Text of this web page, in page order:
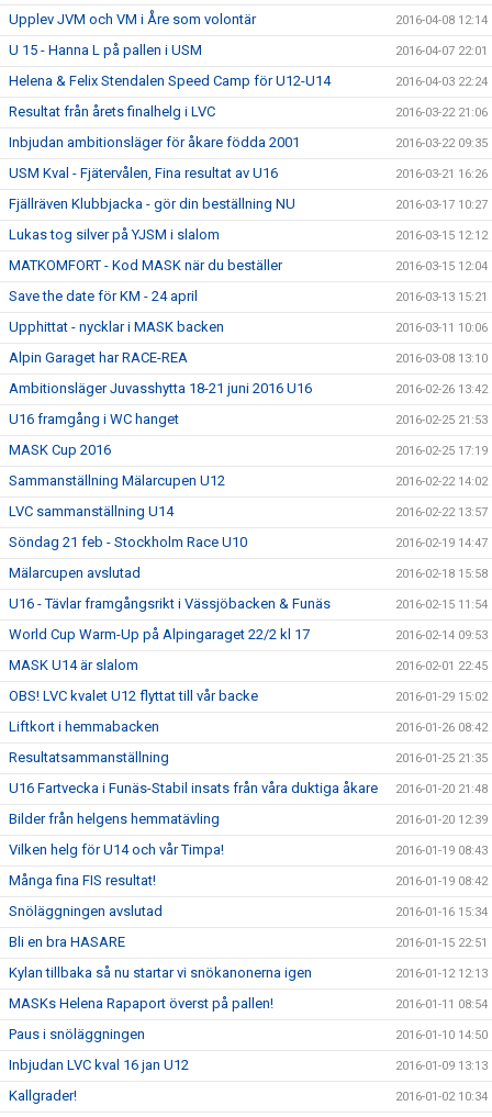
Upplev JVM och VM i Åre som volontär 2016-04-08 12:14
U 15 - Hanna L på pallen i USM 2016-04-07 22:01
Helena & Felix Stendalen Speed Camp för U12-U14 2016-04-03 22:24
Resultat från årets finalhelg i LVC 2016-03-22 21:06
Inbjudan ambitionsläger för åkare födda 2001 2016-03-22 09:35
USM Kval - Fjätervålen, Fina resultat av U16 2016-03-21 16:26
Fjällräven Klubbjacka - gör din beställning NU 2016-03-17 10:27
Lukas tog silver på YJSM i slalom 2016-03-15 12:12
MATKOMFORT - Kod MASK när du beställer 2016-03-15 12:04
Save the date för KM - 24 april 2016-03-13 15:21
Upphittat - nycklar i MASK backen 2016-03-11 10:06
Alpin Garaget har RACE-REA 2016-03-08 13:10
Ambitionsläger Juvasshytta 18-21 juni 2016 U16 2016-02-26 13:42
U16 framgång i WC hanget 2016-02-25 21:53
MASK Cup 2016 2016-02-25 17:19
Sammanställning Mälarcupen U12 2016-02-22 14:02
LVC sammanställning U14 2016-02-22 13:57
Söndag 21 feb - Stockholm Race U10 2016-02-19 14:47
Mälarcupen avslutad 2016-02-18 15:58
U16 - Tävlar framgångsrikt i Vässjöbacken & Funäs 2016-02-15 11:54
World Cup Warm-Up på Alpingaraget 22/2 kl 17 2016-02-14 09:53
MASK U14 är slalom 2016-02-01 22:45
OBS! LVC kvalet U12 flyttat till vår backe 2016-01-29 15:02
Liftkort i hemmabacken 2016-01-26 08:42
Resultatsammanställning 2016-01-25 21:35
U16 Fartvecka i Funäs-Stabil insats från våra duktiga åkare 2016-01-20 21:48
Bilder från helgens hemmatävling 2016-01-20 12:39
Vilken helg för U14 och vår Timpa! 2016-01-19 08:43
Många fina FIS resultat! 2016-01-19 08:42
Snöläggningen avslutad 2016-01-16 15:34
Bli en bra HASARE 2016-01-15 22:51
Kylan tillbaka så nu startar vi snökanonerna igen 2016-01-12 12:13
MASKs Helena Rapaport överst på pallen! 2016-01-11 08:54
Paus i snöläggningen 2016-01-10 14:50
Inbjudan LVC kval 16 jan U12 2016-01-09 13:13
Kallgrader! 2016-01-02 10:34